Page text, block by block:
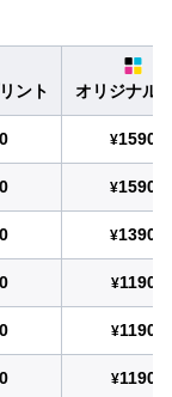
ント オリジナル
¥1590
¥1590
¥1390
¥1190
¥1190
¥1190